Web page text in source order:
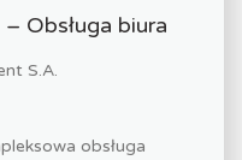
Obsługa biura
S.A.
obsługa